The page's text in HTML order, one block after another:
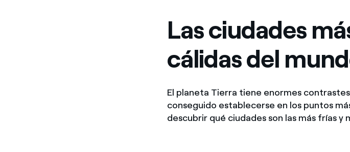
Ofertas para autónomos y
¿Gestionas varias
Las ciudades
cálidas del
El planeta Tierra tiene enormes
conseguido establecerse en los puntos
descubrir qué ciudades son las más frías y